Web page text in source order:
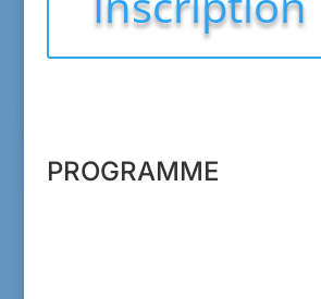
PROGRAMME